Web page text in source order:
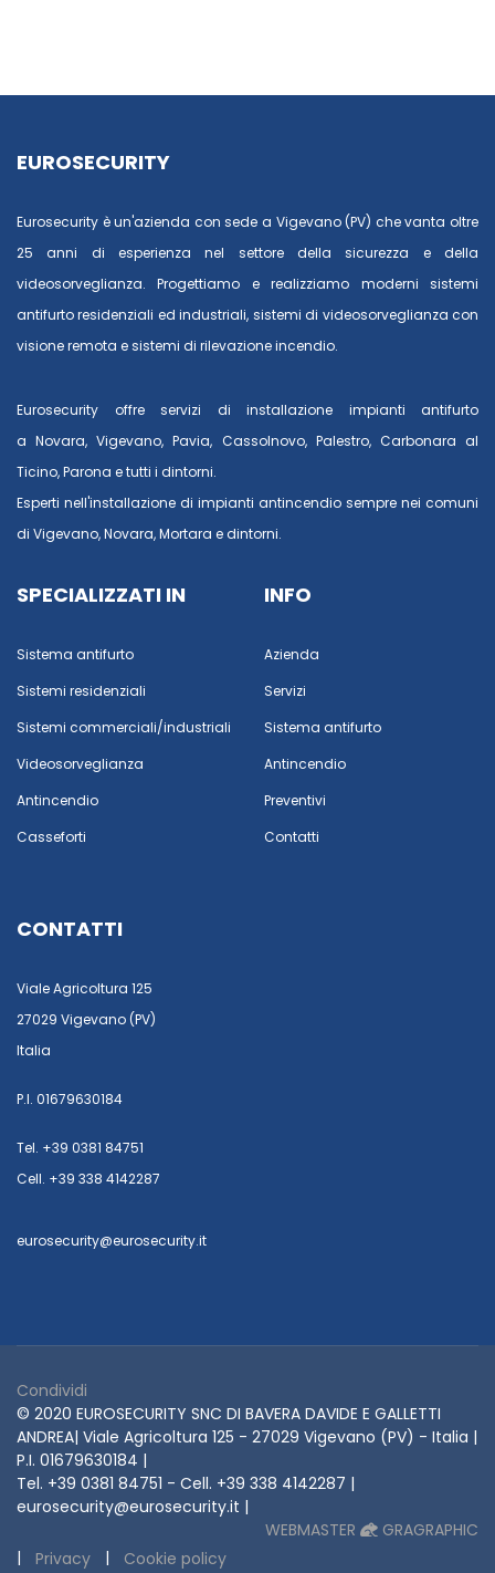
EUROSECURITY
Eurosecurity è un'azienda con sede a Vigevano (PV) che vanta oltre
25 anni di esperienza nel settore della sicurezza e della
videosorveglianza. Progettiamo e realizziamo moderni sistemi
antifurto residenziali ed industriali, sistemi di videosorveglianza con
visione remota e sistemi di rilevazione incendio.
Eurosecurity offre servizi di installazione impianti antifurto
aNovara,Vigevano,Pavia, Cassolnovo, Palestro, Carbonara al
Ticino,Parona e tutti i dintorni.
Esperti nell'installazione di impianti antincendio sempre nei comuni
di Vigevano,Novara,Mortara e dintorni.
SPECIALIZZATI IN
Sistema antifurto
Sistemi residenziali
Sistemi commerciali/industriali
Videosorveglianza
Antincendio
Casseforti
INFO
Azienda
Servizi
Sistema antifurto
Antincendio
Preventivi
Contatti
CONTATTI
Viale Agricoltura 125
27029 Vigevano (PV)
Italia
P.I. 01679630184
Tel. +39 0381 84751
Cell. +39 338 4142287
eurosecurity@eurosecurity.it
Condividi
© 2020 EUROSECURITY SNC DI BAVERA DAVIDE E GALLETTI
ANDREA| Viale Agricoltura 125 - 27029 Vigevano (PV) - Italia |
P.I. 01679630184 |
Tel. +39 0381 84751 - Cell. +39 338 4142287 |
eurosecurity@eurosecurity.it |
WEBMASTER
GRAGRAPHIC
|
Privacy | Cookie policy